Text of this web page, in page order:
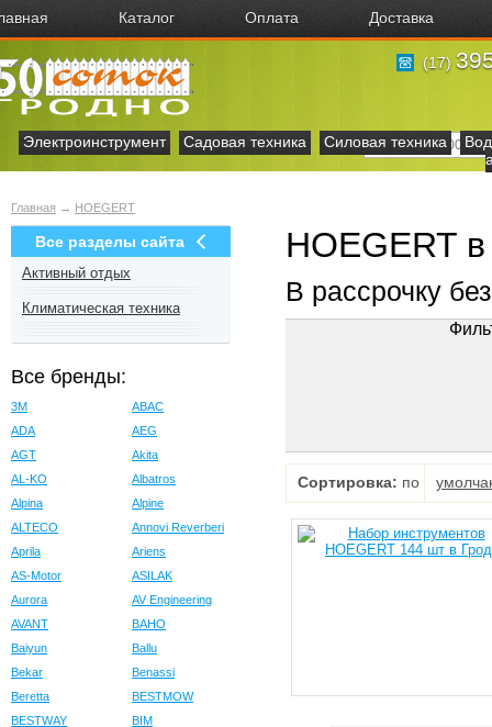
Каталог Оплата Доставка
(17)
Электроинструмент Садовая техника Силовая техника
Главная → HOEGERT
Все разделы сайта
Активный отдых
Климатическая техника
Все бренды:
3M
ABAC
ADA
AEG
AGT
Akita
AL-KO
Albatros
Alpina
Alpine
ALTECO
Annovi Reverberi
Aprila
Ariens
AS-Motor
ASILAK
Aurora
AV Engineering
AVANT
BAHO
Baiyun
Ballu
Bekar
Benassi
Beretta
BESTMOW
BESTWAY
BIM
HOEGERT
В рассрочку
Сортировка: по